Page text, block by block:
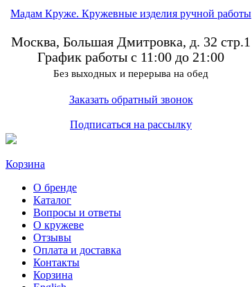
Мадам Круже. Кружевные изделия ручной работы
Москва, Большая Дмитровка, д. 32 стр.1
График работы с 11:00 до 21:00
Без выходных и перерыва на обед
Заказать обратный звонок
Подписаться на рассылку
Корзина
О бренде
Каталог
Вопросы и ответы
О кружеве
Отзывы
Оплата и доставка
Контакты
Корзина